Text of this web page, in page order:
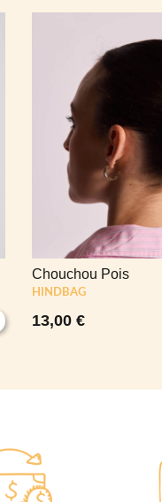
Chouchou Pois
HINDBAG
13,00 €